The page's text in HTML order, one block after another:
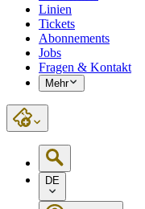
Linien
Tickets
Abonnements
Jobs
Fragen & Kontakt
Mehr
DE